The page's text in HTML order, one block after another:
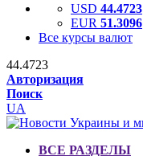
USD 44.4723
EUR 51.3096
Все курсы валют
44.4723
Авторизация
Поиск
UA
ВСЕ РАЗДЕЛЫ